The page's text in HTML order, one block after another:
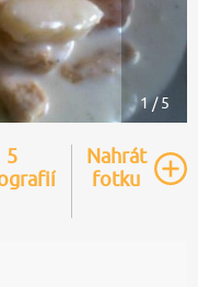
1 / 5
5
Nahrát
fotku